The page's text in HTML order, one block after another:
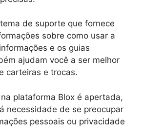
de suporte que fornece
sobre como usar a
e os guias
ajudam você a ser melhor
carteiras e trocas.
plataforma Blox é apertada,
necessidade de se preocupar
pessoais ou privacidade